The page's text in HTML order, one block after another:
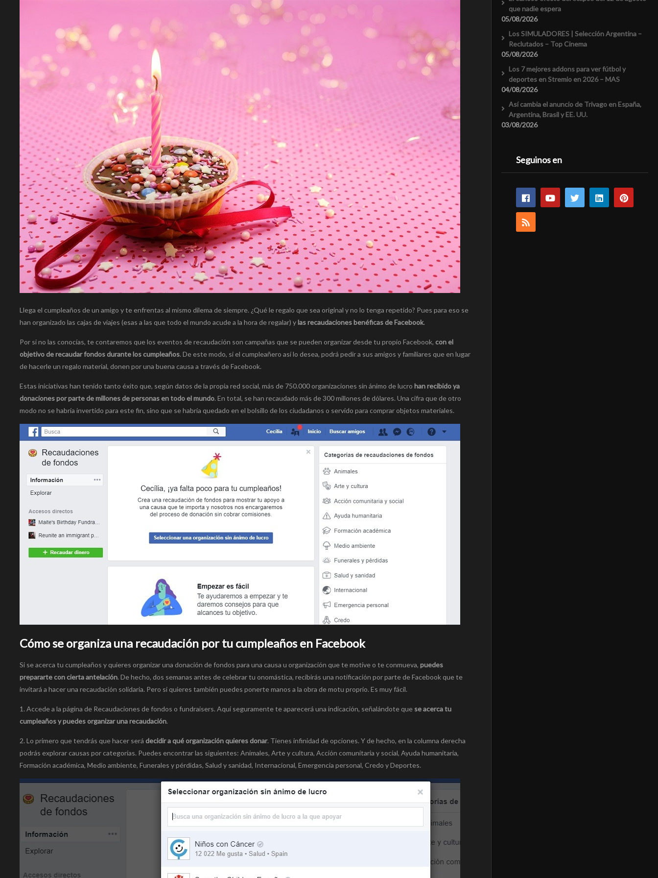
Llega el cumpleaños de un amigo y te enfrentas al mismo dilema de siempre. ¿Qué le regalo que sea original y no lo tenga repetido? Pues para eso se
han organizado las cajas de viajes (esas a las que todo el mundo acude a la hora de regalar) y las recaudaciones benéficas de Facebook.
Por si no las conocías, te contaremos que los eventos de recaudación son campañas que se pueden organizar desde tu propio Facebook, con el
objetivo de recaudar fondos durante los cumpleaños. De este modo, si el cumpleañero así lo desea, podrá pedir a sus amigos y familiares que en lugar
de hacerle un regalo material, donen por una buena causa a través de Facebook.
Estas iniciativas han tenido tanto éxito que, según datos de la propia red social, más de 750.000 organizaciones sin ánimo de lucro han recibido ya
donaciones por parte de millones de personas en todo el mundo. En total, se han recaudado más de 300 millones de dólares. Una cifra que de otro
modo no se habría invertido para este fin, sino que se habría quedado en el bolsillo de los ciudadanos o servido para comprar objetos materiales.
Cómo se organiza una recaudación por tu cumpleaños en Facebook
Si se acerca tu cumpleaños y quieres organizar una donación de fondos para una causa u organización que te motive o te conmueva, puedes
prepararte con cierta antelación. De hecho, dos semanas antes de celebrar tu onomástica, recibirás una notificación por parte de Facebook que te
invitará a hacer una recaudación solidaria. Pero si quieres también puedes ponerte manos a la obra de motu proprio. Es muy fácil.
1. Accede a la página de Recaudaciones de fondos o fundraisers. Aquí seguramente te aparecerá una indicación, señalándote que se acerca tu
cumpleaños y puedes organizar una recaudación.
2. Lo primero que tendrás que hacer será decidir a qué organización quieres donar. Tienes infinidad de opciones. Y de hecho, en la columna derecha
podrás explorar causas por categorías. Puedes encontrar las siguientes: Animales, Arte y cultura, Acción comunitaria y social, Ayuda humanitaria,
Formación académica, Medio ambiente, Funerales y pérdidas, Salud y sanidad, Internacional, Emergencia personal, Credo y Deportes.
que nadie espera
05/08/2026
Los SIMULADORES | Selección Argentina –
Reclutados – Top Cinema
05/08/2026
Los 7 mejores addons para ver fútbol y
deportes en Stremio en 2026 – MAS
04/08/2026
Así cambia el anuncio de Trivago en España,
Argentina, Brasil y EE. UU.
03/08/2026
Seguinos en